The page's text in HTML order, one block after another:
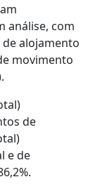
análise, com
de alojamento
movimento
de
e de